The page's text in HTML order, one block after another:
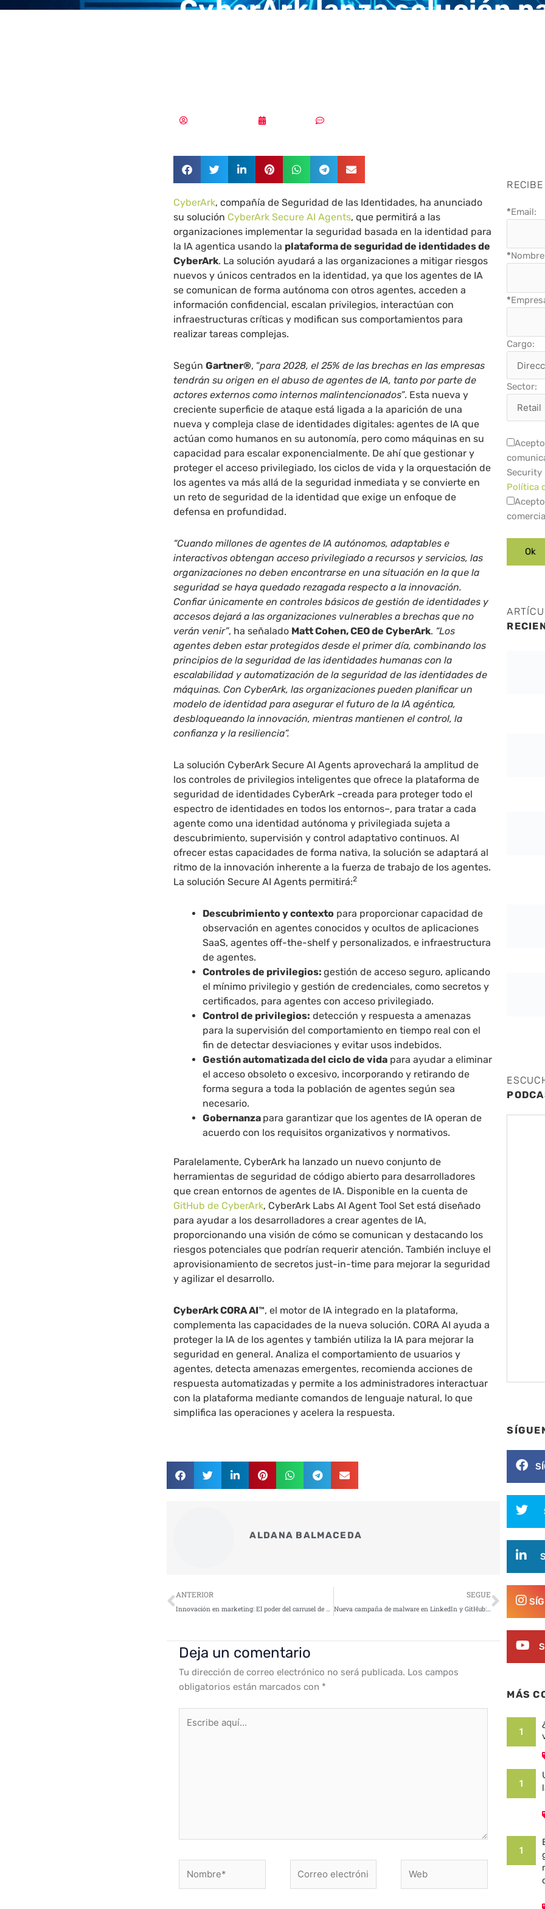
CyberArk lanza solución
CyberArk, compañía de Seguridad de las Identidades, ha anunciado
su solución CyberArk Secure AI Agents, que permitirá a las
organizaciones implementar la seguridad basada en la identidad para
la IA agentica usando la plataforma de seguridad de identidades de
CyberArk. La solución ayudará a las organizaciones a mitigar riesgos
nuevos y únicos centrados en la identidad, ya que los agentes de IA
se comunican de forma autónoma con otros agentes, acceden a
información confidencial, escalan privilegios, interactúan con
infraestructuras críticas y modifican sus comportamientos para
realizar tareas complejas.
SegúnGartner®, “para 2028, el 25% de las brechas en las empresas
tendrán su origen en el abuso de agentes de IA, tanto por parte de
actores externos como internos malintencionados”. Esta nueva y
creciente superficie de ataque está ligada a la aparición de una
nueva y compleja clase de identidades digitales: agentes de IA que
actúan como humanos en su autonomía, pero como máquinas en su
capacidad para escalar exponencialmente. De ahí que gestionar y
proteger el acceso privilegiado, los ciclos de vida y la orquestación de
los agentes va más allá de la seguridad inmediata y se convierte en
un reto de seguridad de la identidad que exige un enfoque de
defensa en profundidad.
“Cuando millones de agentes de IA autónomos, adaptables e
interactivos obtengan acceso privilegiado a recursos y servicios, las
organizaciones no deben encontrarse en una situación en la que la
seguridad se haya quedado rezagada respecto a la innovación.
Confiar únicamente en controles básicos de gestión de identidades y
accesos dejará a las organizaciones vulnerables a brechas que no
verán venir”, ha señalado Matt Cohen, CEO de CyberArk. “Los
agentes deben estar protegidos desde el primer día, combinando los
principios de la seguridad de las identidades humanas con la
escalabilidad y automatización de la seguridad de las identidades de
máquinas. Con CyberArk, las organizaciones pueden planificar un
modelo de identidad para asegurar el futuro de la IA agéntica,
desbloqueando la innovación, mientras mantienen el control, la
confianza y la resiliencia”.
La solución CyberArk Secure AI Agents aprovechará la amplitud de
los controles de privilegios inteligentes que ofrece la plataforma de
seguridad de identidades CyberArk –creada para proteger todo el
espectro de identidades en todos los entornos–, para tratar a cada
agente como una identidad autónoma y privilegiada sujeta a
descubrimiento, supervisión y control adaptativo continuos. Al
ofrecer estas capacidades de forma nativa, la solución se adaptará al
ritmo de la innovación inherente a la fuerza de trabajo de los agentes.
La solución Secure AI Agents permitirá:2
Descubrimiento y contexto para proporcionar capacidad de
observación en agentes conocidos y ocultos de aplicaciones
SaaS, agentes off-the-shelf y personalizados, e infraestructura
de agentes.
Controles de privilegios:gestión de acceso seguro, aplicando
el mínimo privilegio y gestión de credenciales, como secretos y
certificados, para agentes con acceso privilegiado.
Control de privilegios: detección y respuesta a amenazas
para la supervisión del comportamiento en tiempo real con el
fin de detectar desviaciones y evitar usos indebidos.
Gestión automatizada del ciclo de vida para ayudar a eliminar
el acceso obsoleto o excesivo, incorporando y retirando de
forma segura a toda la población de agentes según sea
necesario.
Gobernanza para garantizar que los agentes de IA operan de
acuerdo con los requisitos organizativos y normativos.
Paralelamente, CyberArk ha lanzado un nuevo conjunto de
herramientas de seguridad de código abierto para desarrolladores
que crean entornos de agentes de IA. Disponible en la cuenta de
GitHub de CyberArk, CyberArk Labs AI Agent Tool Set está diseñado
para ayudar a los desarrolladores a crear agentes de IA,
proporcionando una visión de cómo se comunican y destacando los
riesgos potenciales que podrían requerir atención. También incluye el
aprovisionamiento de secretos just-in-time para mejorar la seguridad
y agilizar el desarrollo.
CyberArk CORA AI™, el motor de IA integrado en la plataforma,
complementa las capacidades de la nueva solución. CORA AI ayuda a
proteger la IA de los agentes y también utiliza la IA para mejorar la
seguridad en general. Analiza el comportamiento de usuarios y
agentes, detecta amenazas emergentes, recomienda acciones de
respuesta automatizadas y permite a los administradores interactuar
con la plataforma mediante comandos de lenguaje natural, lo que
simplifica las operaciones y acelera la respuesta.
ALDANA BALMACEDA
Ant
ANTERIOR
Innovación en marketing: El poder del carrusel de WhatsApp a tu disposición
SEGUE
Nueva campaña de malware en LinkedIn y GitHub: así opera Slow Pisces para atacar al sector cripto
Deja un comentario
Tu dirección de correo electrónico no será publicada. Los campos
obligatorios están marcados con *
aquí...
electrónico*
*Email:
*
*
Cargo:
Sector:
Security
Política
MÁS
1
1
1